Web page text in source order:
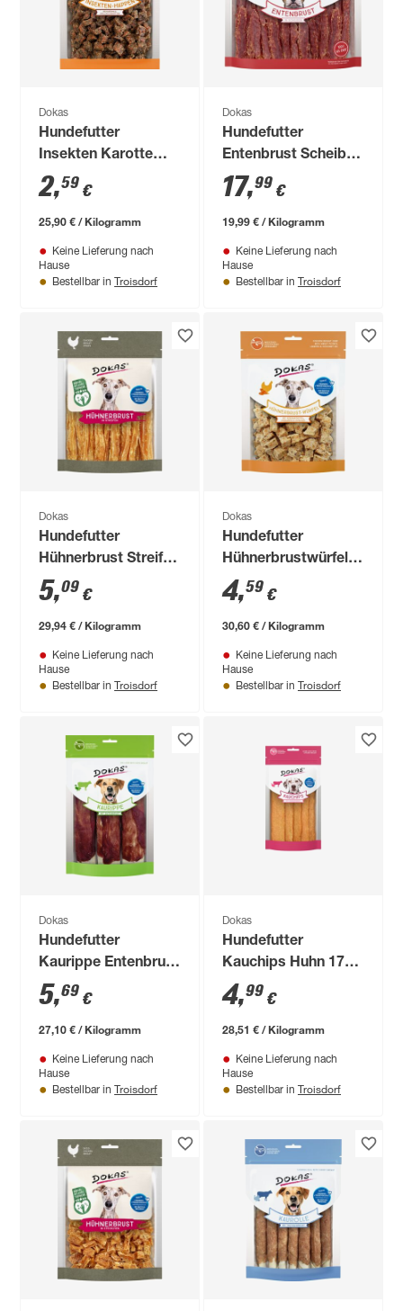
Dokas
Hundefutter
Insekten Karotte
100 g
2,59 €
25,90 € / Kilogramm
Keine Lieferung nach
Hause
Bestellbar in Troisdorf
Dokas
Hundefutter
Entenbrust Scheiben
900 g
17,99 €
19,99 € / Kilogramm
Keine Lieferung nach
Hause
Bestellbar in Troisdorf
Dokas
Hundefutter
Hühnerbrust Streifen
170 g
5,09 €
29,94 € / Kilogramm
Keine Lieferung nach
Hause
Bestellbar in Troisdorf
Dokas
Hundefutter
Hühnerbrustwürfel
150 g
4,59 €
30,60 € / Kilogramm
Keine Lieferung nach
Hause
Bestellbar in Troisdorf
Dokas
Hundefutter
Kaurippe Entenbrust
210 g
5,69 €
27,10 € / Kilogramm
Keine Lieferung nach
Hause
Bestellbar in Troisdorf
Dokas
Hundefutter
Kauchips Huhn 175
g
4,99 €
28,51 € / Kilogramm
Keine Lieferung nach
Hause
Bestellbar in Troisdorf